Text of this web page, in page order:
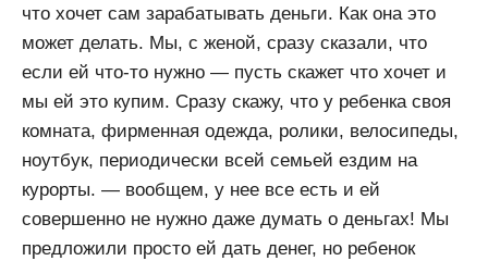
что хочет сам зарабатывать деньги. Как она это
может делать. Мы, с женой, сразу сказали, что
если ей что-то нужно — пусть скажет что хочет и
мы ей это купим. Сразу скажу, что у ребенка своя
комната, фирменная одежда, ролики, велосипеды,
ноутбук, периодически всей семьей ездим на
курорты. — вообщем, у нее все есть и ей
совершенно не нужно даже думать о деньгах! Мы
предложили просто ей дать денег, но ребенок